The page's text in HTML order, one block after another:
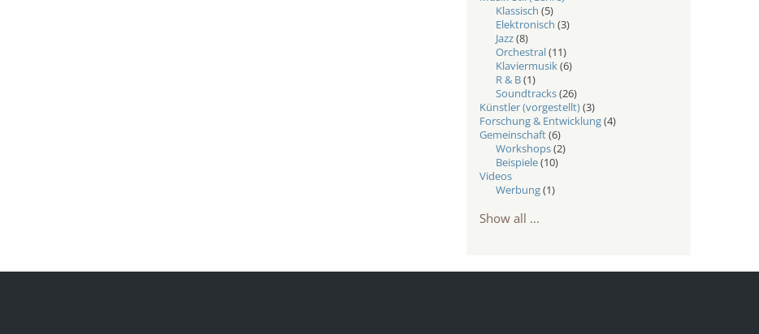
Klassisch (5)
Elektronisch (3)
Jazz(8)
Orchestral(11)
Klaviermusik(6)
R & B(1)
Soundtracks(26)
Künstler (vorgestellt)(3)
Forschung & Entwicklung(4)
Gemeinschaft(6)
Workshops(2)
Beispiele(10)
Videos
Werbung(1)
Show all ...